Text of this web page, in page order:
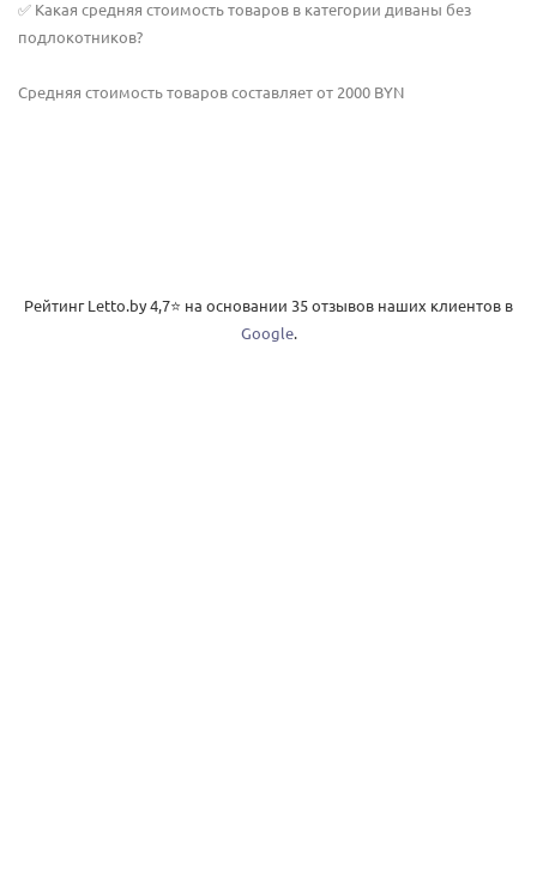
✅ Какая средняя стоимость товаров в категории диваны без
подлокотников?
Средняя стоимость товаров составляет от 2000 BYN
Рейтинг Letto.by 4,7⭐️ на основании 35 отзывов наших клиентов в
Google.